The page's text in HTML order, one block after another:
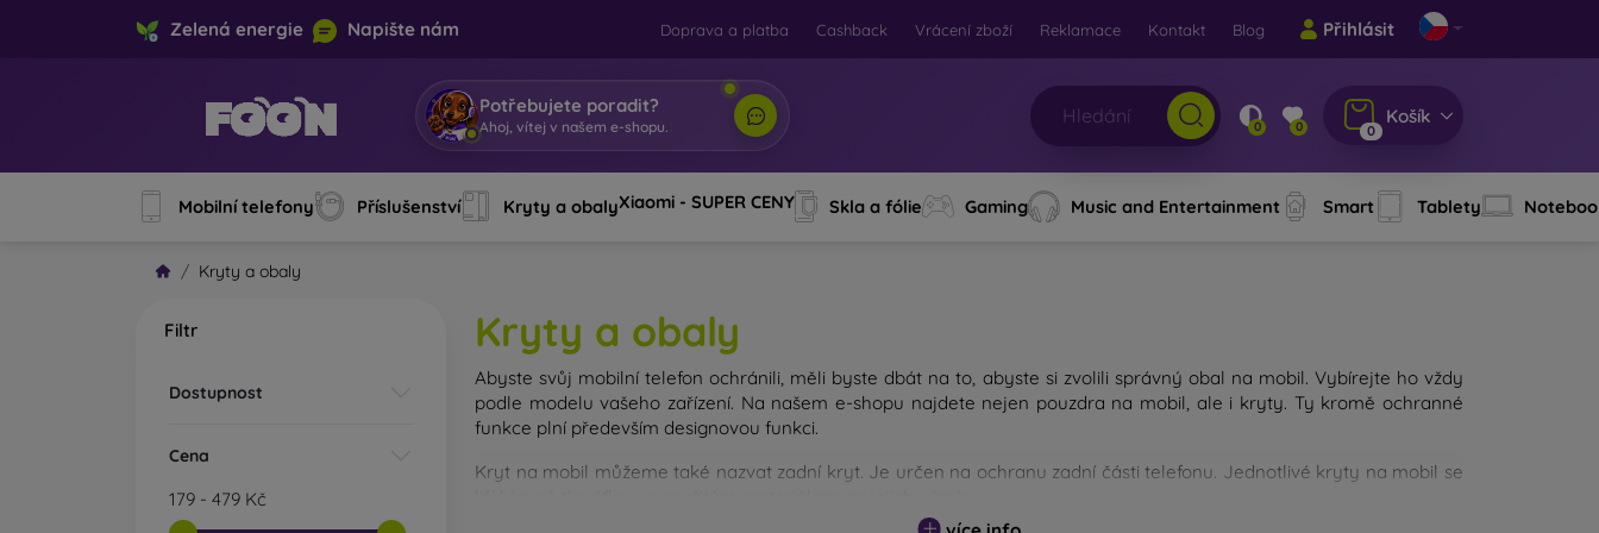
Zelená energie Napište nám Doprava a platba Cashback Vrácení zboží Reklamace Kontakt Blog Přihlásit
Potřebujete poradit?
Ahoj, ví| 0 0 0
Košík
Mobilní telefony Příslušenství Kryty a obalyXiaomi - SUPER CENY Skla a fólie Gaming Music and Entertainment Smart Tablety
Kryty a obaly
Filtr
Dostupnost
Cena
179 - 479 Kč
Kryty a obaly
Abyste svůj mobilní telefon ochránili, měli byste dbát na to, abyste si zvolili správný obal na mobil. Vybírejte ho vždy
podle modelu vašeho zařízení. Na našem e-shopu najdete nejen pouzdra na mobil, ale i kryty. Ty kromě ochranné
funkce plní především designovou funkci.
Kryt na mobil můžeme také nazvat zadní kryt. Je určen na ochranu zadní části telefonu. Jednotlivé kryty na mobil se